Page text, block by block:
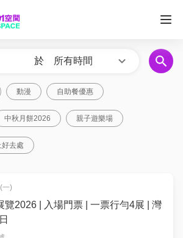
於 所有時間
動漫 自助餐優惠
中秋月餅2026 親子遊樂場
好去處
一)
覽2026 | 入場門票 | 一票行勻4展 | 灣